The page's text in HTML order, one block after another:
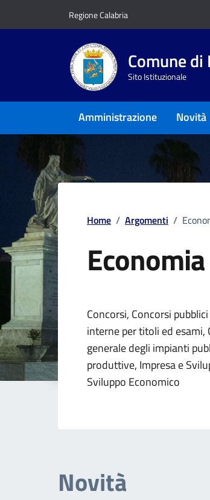
Regione Calabria
Comune di
Sito Istituzionale
Amministrazione Novità
Home / Argomenti /
Dettagli
Concorsi, Concorsi
interne per titoli ed esami,
generale degli impianti
produttive, Impresa e
Sviluppo Economico
Novità